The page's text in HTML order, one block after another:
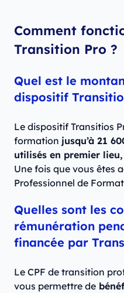
Comment
Transition Pro ?
Quel est le
dispositif
Le dispositif Transitios
formation jusqu’à 21
utilisés en premier
Une fois que vous êtes
Professionnel de
Quelles sont les
rémunération
financée par
Le CPF de transition
vous permettre de